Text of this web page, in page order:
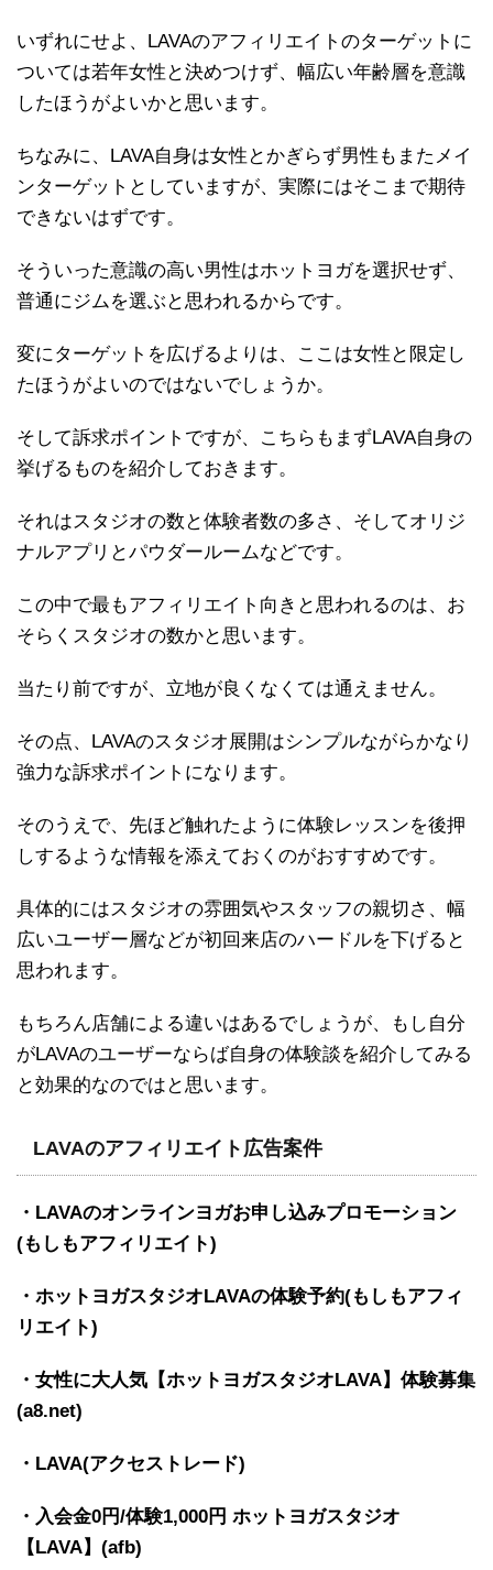
いずれにせよ、LAVAのアフィリエイトのターゲットに
ついては若年女性と決めつけず、幅広い年齢層を意識
したほうがよいかと思います。
ちなみに、LAVA自身は女性とかぎらず男性もまたメイ
ンターゲットとしていますが、実際にはそこまで期待
できないはずです。
そういった意識の高い男性はホットヨガを選択せず、
普通にジムを選ぶと思われるからです。
変にターゲットを広げるよりは、ここは女性と限定し
たほうがよいのではないでしょうか。
そして訴求ポイントですが、こちらもまずLAVA自身の
挙げるものを紹介しておきます。
それはスタジオの数と体験者数の多さ、そしてオリジ
ナルアプリとパウダールームなどです。
この中で最もアフィリエイト向きと思われるのは、お
そらくスタジオの数かと思います。
当たり前ですが、立地が良くなくては通えません。
その点、LAVAのスタジオ展開はシンプルながらかなり
強力な訴求ポイントになります。
そのうえで、先ほど触れたように体験レッスンを後押
しするような情報を添えておくのがおすすめです。
具体的にはスタジオの雰囲気やスタッフの親切さ、幅
広いユーザー層などが初回来店のハードルを下げると
思われます。
もちろん店舗による違いはあるでしょうが、もし自分
がLAVAのユーザーならば自身の体験談を紹介してみる
と効果的なのではと思います。
LAVAのアフィリエイト広告案件
・LAVAのオンラインヨガお申し込みプロモーション
(もしもアフィリエイト)
・ホットヨガスタジオLAVAの体験予約(もしもアフィ
リエイト)
・女性に大人気【ホットヨガスタジオLAVA】体験募集
(a8.net)
・LAVA(アクセストレード)
・入会金0円/体験1,000円 ホットヨガスタジオ
【LAVA】(afb)